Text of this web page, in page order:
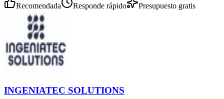
Recomendada
Responde rápido Presupuesto gratis
INGENIATEC SOLUTIONS